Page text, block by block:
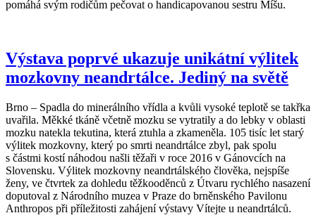
pomáhá svým rodičům pečovat o handicapovanou sestru Míšu.
Výstava poprvé ukazuje unikátní výlitek
mozkovny neandrtálce. Jediný na světě
Brno – Spadla do minerálního vřídla a kvůli vysoké teplotě se takřka
uvařila. Měkké tkáně včetně mozku se vytratily a do lebky v oblasti
mozku natekla tekutina, která ztuhla a zkameněla. 105 tisíc let starý
výlitek mozkovny, který po smrti neandrtálce zbyl, pak spolu
s částmi kostí náhodou našli těžaři v roce 2016 v Gánovcích na
Slovensku. Výlitek mozkovny neandrtálského člověka, nejspíše
ženy, ve čtvrtek za dohledu těžkooděnců z Útvaru rychlého nasazení
doputoval z Národního muzea v Praze do brněnského Pavilonu
Anthropos při příležitosti zahájení výstavy Vítejte u neandrtálců.